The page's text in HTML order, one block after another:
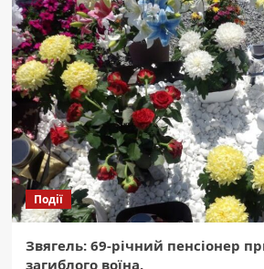
Події
Звягель: 69-річний пенсіонер
загиблого воїна.